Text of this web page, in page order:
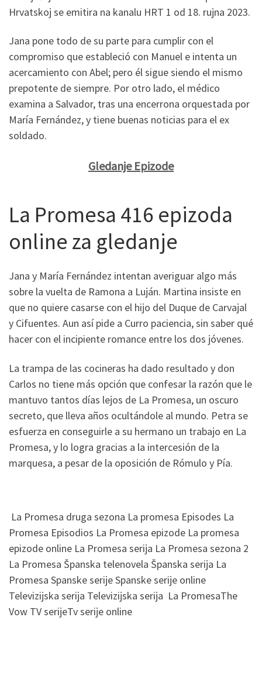
Hrvatskoj se emitira na kanalu HRT 1 od 18. rujna 2023.
Jana pone todo de su parte para cumplir con el
compromiso que estableció con Manuel e intenta un
acercamiento con Abel; pero él sigue siendo el mismo
prepotente de siempre. Por otro lado, el médico
examina a Salvador, tras una encerrona orquestada por
María Fernández, y tiene buenas noticias para el ex
soldado.
Gledanje Epizode
La Promesa 416 epizoda
online za gledanje
Jana y María Fernández intentan averiguar algo más
sobre la vuelta de Ramona a Luján. Martina insiste en
que no quiere casarse con el hijo del Duque de Carvajal
y Cifuentes. Aun así pide a Curro paciencia, sin saber qué
hacer con el incipiente romance entre los dos jóvenes.
La trampa de las cocineras ha dado resultado y don
Carlos no tiene más opción que confesar la razón que le
mantuvo tantos días lejos de La Promesa, un oscuro
secreto, que lleva años ocultándole al mundo. Petra se
esfuerza en conseguirle a su hermano un trabajo en La
Promesa, y lo logra gracias a la intercesión de la
marquesa, a pesar de la oposición de Rómulo y Pía.
La Promesa druga sezona La promesa Episodes La
Promesa Episodios La Promesa epizode La promesa
epizode online La Promesa serija La Promesa sezona 2
La Promesa Španska telenovela Španska serija La
Promesa Spanske serije Spanske serije online
Televizijska serija Televizijska serija La PromesaThe
Vow TV serijeTv serije online